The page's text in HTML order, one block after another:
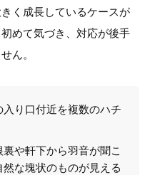
く成長しているケースが
めて気づき、対応が後手
ん。
入り口付近を複数のハチ
裏や軒下から羽音が聞こ
な塊状のものが見える